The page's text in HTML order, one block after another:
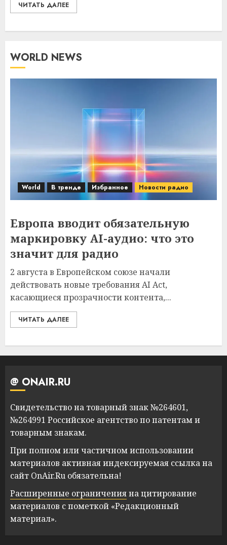
ЧИТАТЬ ДАЛЕЕ
WORLD NEWS
World В тренде Избранное Новости радио
Европа вводит обязательную
маркировку AI-аудио: что это
значит для радио
2 августа в Европейском союзе начали
действовать новые требования AI Act,
касающиеся прозрачности контента,...
ЧИТАТЬ ДАЛЕЕ
@ ONAIR.RU
Свидетельство на товарный знак №264601,
№264991 Российское агентство по патентам и
товарным знакам.
При полном или частичном использовании
материалов активная индексируемая ссылка на
сайт OnAir.Ru обязательна!
Расширенные ограниченияна цитирование
материалов с пометкой «Редакционный
материал».